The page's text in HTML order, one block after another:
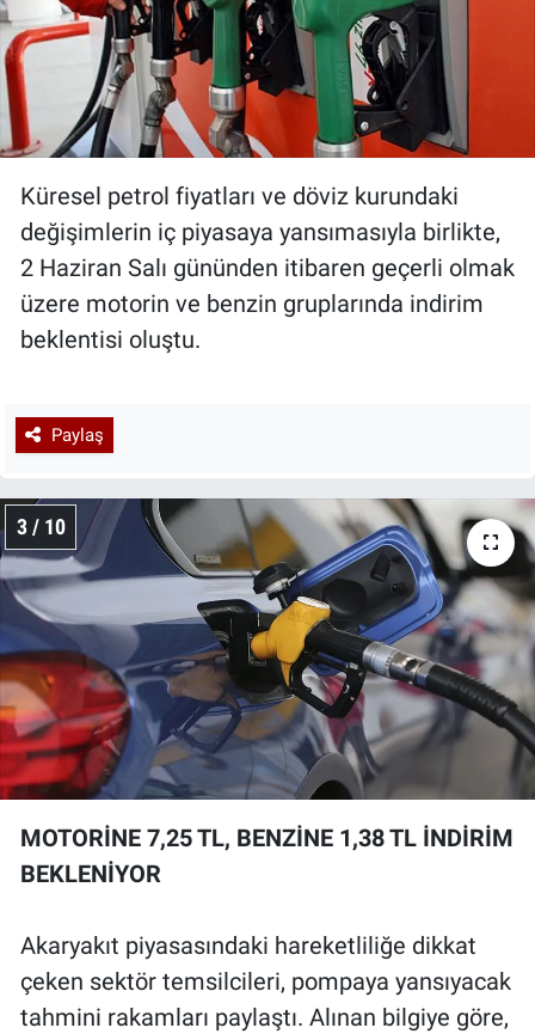
Küresel petrol fiyatları ve döviz kurundaki
değişimlerin iç piyasaya yansımasıyla birlikte,
2 Haziran Salı gününden itibaren geçerli olmak
üzere motorin ve benzin gruplarında indirim
beklentisi oluştu.
Paylaş
3 / 10
MOTORİNE 7,25 TL, BENZİNE 1,38 TL İNDİRİM
BEKLENİYOR
Akaryakıt piyasasındaki hareketliliğe dikkat
çeken sektör temsilcileri, pompaya yansıyacak
tahmini rakamları paylaştı. Alınan bilgiye göre,